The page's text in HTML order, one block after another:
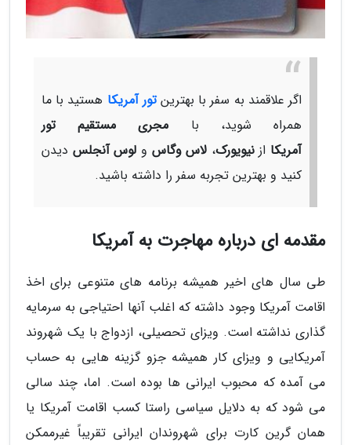
اگر علاقمند به سفر با بهترینتور آمریکا هستید با ما
همراه شوید، با مجری مستقیم تور
آمریکا ازنیویورک، لاس وگاس و لوس آنجلس دیدن
کنید و بهترین تجربه سفر را داشته باشید.
مقدمه ای درباره مهاجرت به آمریکا
طی سال های اخیر همیشه برنامه های متنوعی برای اخذ
اقامت آمریکا وجود داشته که اغلب آنها احتیاجی به سرمایه
گذاری نداشته است. ویزای تحصیلی، ازدواج با یک شهروند
آمریکایی و ویزای کار همیشه جزو گزینه هایی به حساب
می آمده که محبوب ایرانی ها بوده است. اما، چند سالی
می شود که به دلایل سیاسی راستا کسب اقامت آمریکا یا
همان گرین کارت برای شهروندان ایرانی تقریباً غیرممکن